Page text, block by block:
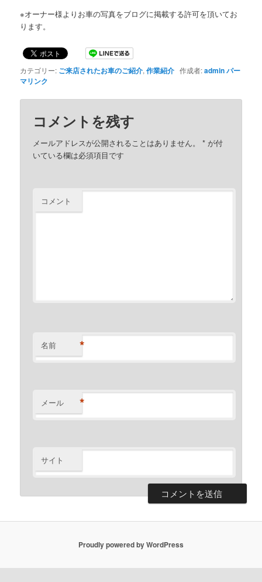
※オーナー様よりお車の写真をブログに掲載する許可を頂いてお
ります。
カテゴリー: ご来店されたお車のご紹介,作業紹介 作成者:adminパー
マリンク
コメントを残す
メールアドレスが公開されることはありません。 * が付
いている欄は必須項目です
コメント
名前 *
メール *
サイト
Proudly powered by WordPress